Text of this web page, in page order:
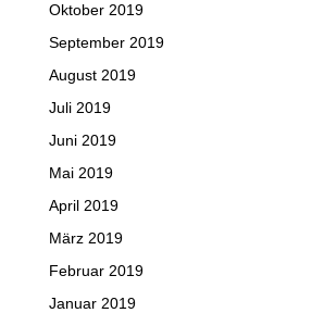
Oktober 2019
September 2019
August 2019
Juli 2019
Juni 2019
Mai 2019
April 2019
März 2019
Februar 2019
Januar 2019